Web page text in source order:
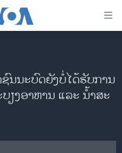
ຫະລັດ 2024
ນ​ນະ​ບົດ​ຍັງ​ບໍ່​ໄດ້​ຮັບ​ການ​
ງ​ອາ​ຫານ ແລະ ນ້ຳ​ສະ​